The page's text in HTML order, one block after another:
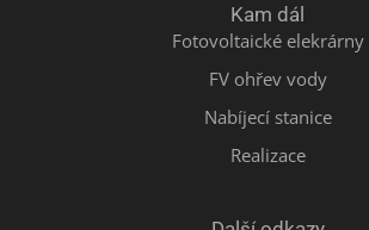
Kam dál
Fotovoltaické elekrárny
FV ohřev vody
Nabíjecí stanice
Realizace